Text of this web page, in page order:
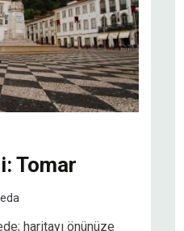
Tomar
haritayı önünüze